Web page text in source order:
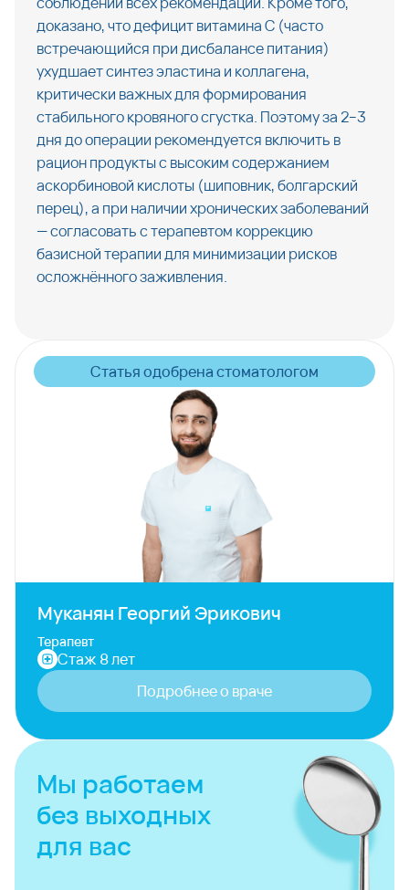
доказано, что дефицит витамина С (часто
встречающийся при дисбалансе питания)
ухудшает синтез эластина и коллагена,
критически важных для формирования
стабильного кровяного сгустка. Поэтому за 2–3
дня до операции рекомендуется включить в
рацион продукты с высоким содержанием
аскорбиновой кислоты (шиповник, болгарский
перец), а при наличии хронических заболеваний
— согласовать с терапевтом коррекцию
базисной терапии для минимизации рисков
осложнённого заживления.
Статья одобрена стоматологом
Муканян Георгий Эрикович
Терапевт
Стаж 8 лет
Подробнее о враче
Мы работаем
без выходных
для вас